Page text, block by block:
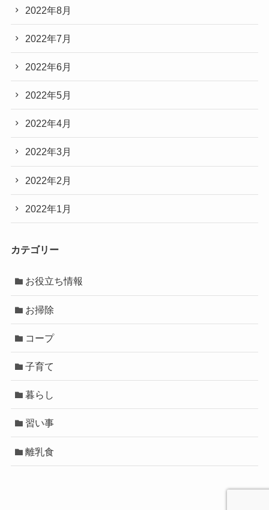
2022年8月
2022年7月
2022年6月
2022年5月
2022年4月
2022年3月
2022年2月
2022年1月
カテゴリー
お役立ち情報
お掃除
コープ
子育て
暮らし
習い事
離乳食